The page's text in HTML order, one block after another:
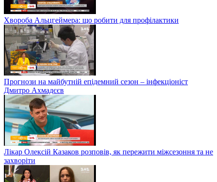
Хвороба Альцгеймера: що робити для профілактики
Прогнози на майбутній епідемний сезон – інфекціоніст
Дмитро Ахмадєєв
Лікар Олексій Казаков розповів, як пережити міжсезоння та не
захворіти